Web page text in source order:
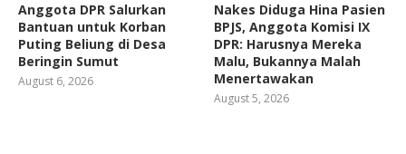
Anggota DPR Salurkan
Bantuan untuk Korban
Puting Beliung di Desa
Beringin Sumut
August 6, 2026
Nakes Diduga Hina Pasien
BPJS, Anggota Komisi IX
DPR: Harusnya Mereka
Malu, Bukannya Malah
Menertawakan
August 5, 2026